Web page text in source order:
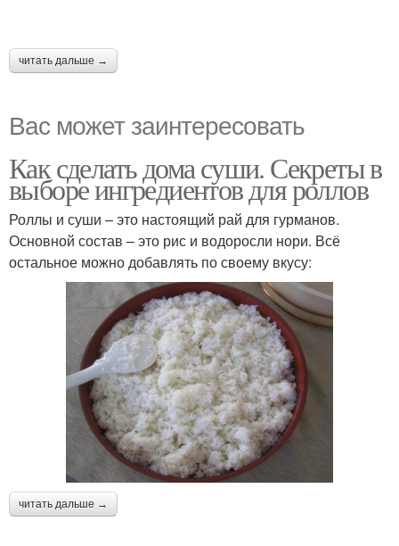
читать дальше →
Вас может заинтересовать
Как сделать дома суши. Секреты в
выборе ингредиентов для роллов
Роллы и суши – это настоящий рай для гурманов.
Основной состав – это рис и водоросли нори. Всё
остальное можно добавлять по своему вкусу:
читать дальше →